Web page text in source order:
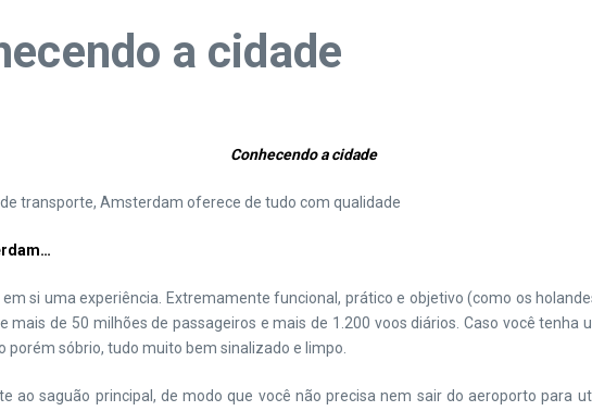
a cidade
Conhecendo a cidade
transporte, Amsterdam oferece de tudo com qualidade
si uma experiência. Extremamente funcional, prático e objetivo (como os
de 50 milhões de passageiros e mais de 1.200 voos diários. Caso você
sóbrio, tudo muito bem sinalizado e limpo.
saguão principal, de modo que você não precisa nem sair do aeroporto para